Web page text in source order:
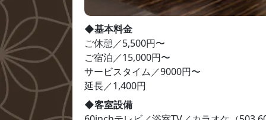
◆基本料金
ご休憩／5,500円〜
ご宿泊／15,000円〜
サービスタイム／9000円〜
延長／1,400円
◆客室設備